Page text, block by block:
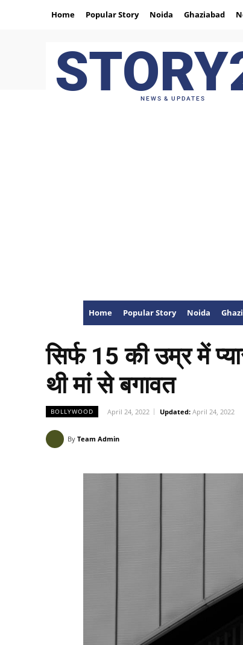
Home Popular Story Noida Ghaziabad
NEWS & UPDATES
Home Popular Story Noida
सिर्फ 15 की उम्र में
थी मां से बगावत
BOLLYWOOD April 24, 2022 Updated: April 24, 2022
By Team Admin